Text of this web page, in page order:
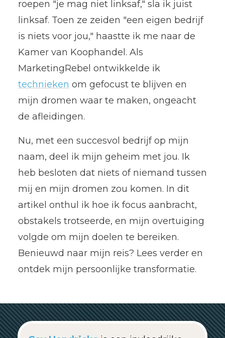
roepen "je mag niet linksaf," sla ik juist
linksaf. Toen ze zeiden "een eigen bedrijf
is niets voor jou," haastte ik me naar de
Kamer van Koophandel. Als
MarketingRebel ontwikkelde ik
technieken om gefocust te blijven en
mijn dromen waar te maken, ongeacht
de afleidingen.
Nu, met een succesvol bedrijf op mijn
naam, deel ik mijn geheim met jou. Ik
heb besloten dat niets of niemand tussen
mij en mijn dromen zou komen. In dit
artikel onthul ik hoe ik focus aanbracht,
obstakels trotseerde, en mijn overtuiging
volgde om mijn doelen te bereiken.
Benieuwd naar mijn reis? Lees verder en
ontdek mijn persoonlijke transformatie.